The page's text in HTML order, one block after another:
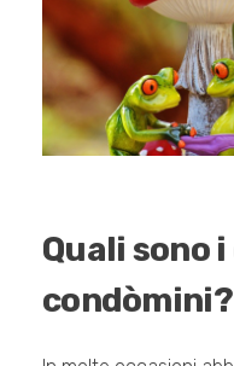
Quali sono
condòmini?